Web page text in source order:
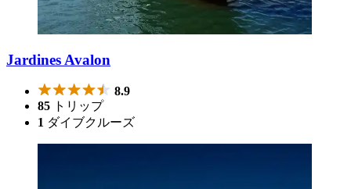
Jardines Avalon
8.9
85 トリップ
1 ダイブクルーズ